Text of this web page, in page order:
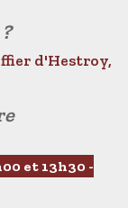
d'Hestroy,
et 13h30 -